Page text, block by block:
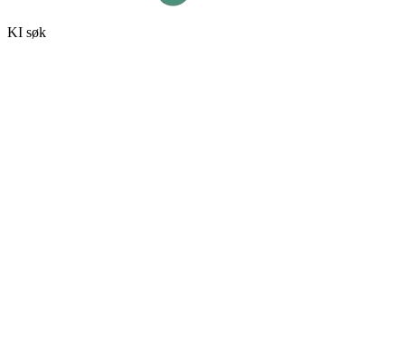
KI søk